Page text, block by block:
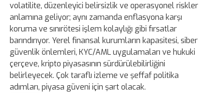
volatilite, düzenleyici belirsizlik ve operasyonel riskler
anlamına geliyor; aynı zamanda enflasyona karşı
koruma ve sınırötesi işlem kolaylığı gibi fırsatlar
barındırıyor. Yerel finansal kurumların kapasitesi, siber
güvenlik önlemleri, KYC/AML uygulamaları ve hukuki
çerçeve, kripto piyasasının sürdürülebilirliğini
belirleyecek. Çok taraflı izleme ve şeffaf politika
adımları, piyasa güveni için şart olacak.